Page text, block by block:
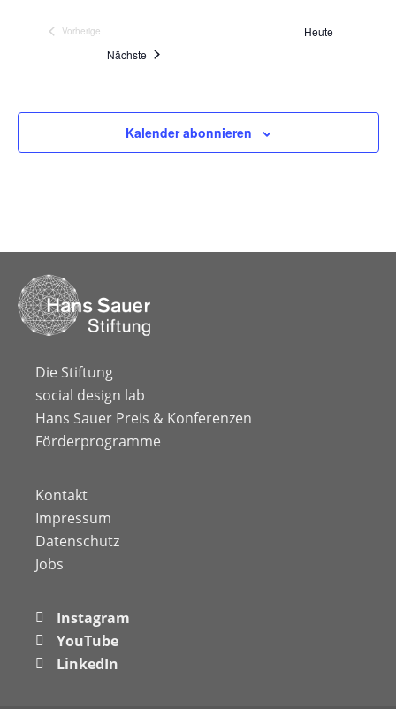
Vorherige
Heute
NächsteVeranstaltungen
Kalender abonnieren
Die Stiftung
social design lab
Hans Sauer Preis & Konferenzen
Förderprogramme
Kontakt
Impressum
Datenschutz
Jobs
Instagram
YouTube
LinkedIn